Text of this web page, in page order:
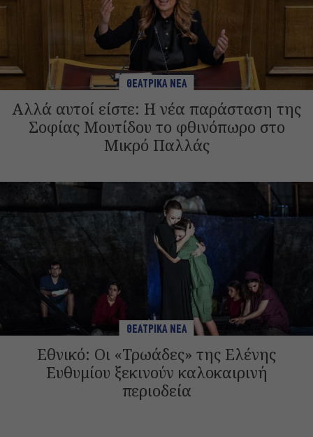
ΘΕΑΤΡΙΚΑ ΝΕΑ
Αλλά αυτοί είστε: Η νέα παράσταση της
Σοφίας Μουτίδου το φθινόπωρο στο
Μικρό Παλλάς
ΘΕΑΤΡΙΚΑ ΝΕΑ
Εθνικό: Οι «Τρωάδες» της Ελένης
Ευθυμίου ξεκινούν καλοκαιρινή
περιοδεία